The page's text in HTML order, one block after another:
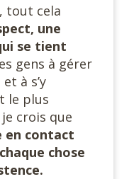
tout cela
une
se tient
gens à gérer
à s’y
le plus
crois que
en contact
chose